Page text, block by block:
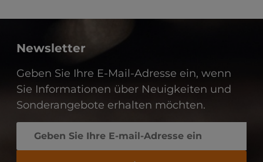
Newsletter
Geben Sie Ihre E-Mail-Adresse ein, wenn
Sie Informationen über Neuigkeiten und
Sonderangebote erhalten möchten.